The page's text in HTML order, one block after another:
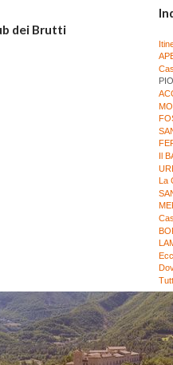
Il
La
dei Brutti